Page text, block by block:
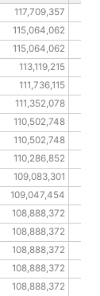
117,709,357
115,064,062
115,064,062
113,119,215
111,736,115
111,352,078
110,502,748
110,502,748
110,286,852
109,083,301
109,047,454
108,888,372
108,888,372
108,888,372
108,888,372
108,888,372